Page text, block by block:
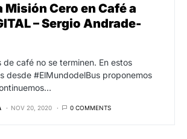
Misión Cero en Café a
– Sergio Andrade-
de café no se terminen. En estos
desde #ElMundodelBus proponemos
NOV 20, 2020 0 COMMENTS